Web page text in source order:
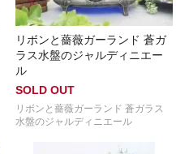
リボンと薔薇ガーランド 蒼ガ
ラス水盤のジャルディニエー
ル
SOLD OUT
リボンと薔薇ガーランド 蒼ガラス
水盤のジャルディニエール